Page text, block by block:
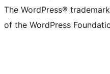
The WordPress®
of the WordPress